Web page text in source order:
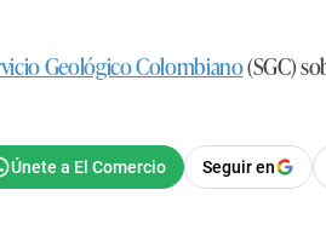
Geológico Colombiano(SGC)
Seguir en